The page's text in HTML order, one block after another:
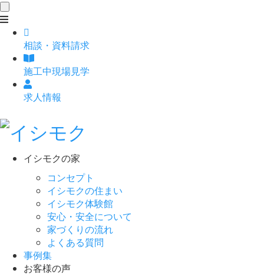
toggle
navigation
相談 ・ 資料請求
施工中現場見学
求人情報
イシモクの家
コンセプト
イシモクの住まい
イシモク体験館
安心・安全について
家づくりの流れ
よくある質問
事例集
お客様の声